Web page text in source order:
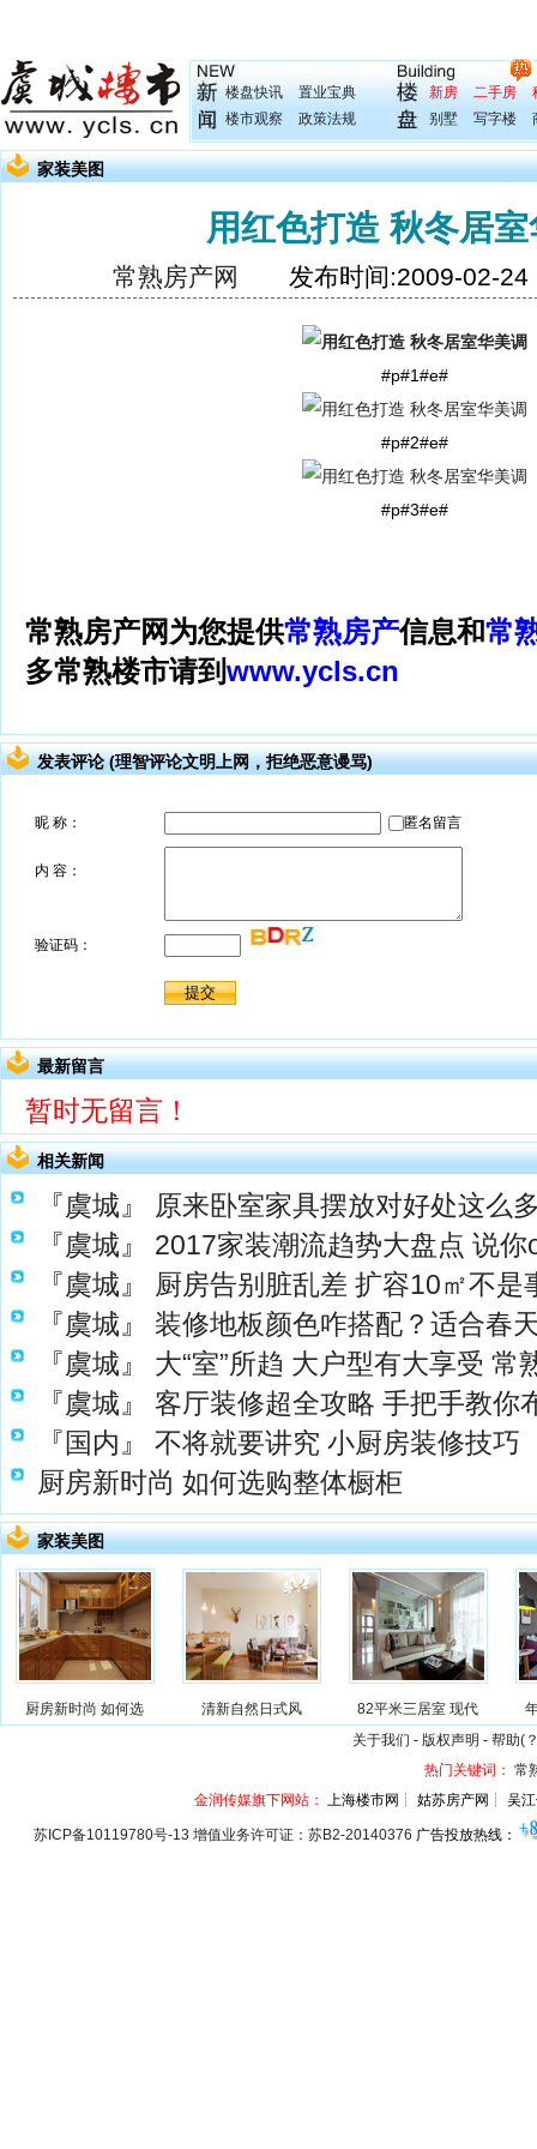
楼盘快讯
置业宝典
楼市观察
政策法规
新房 二手房
别墅
写字楼
家装美图
用红色打造 秋冬居
常熟房产网 发布时间:2009-02-
#p#1#e#
#p#2#e#
#p#3#e#
常熟房产网为您提供常熟房产信息和常
多常熟楼市请到www.ycls.cn
发表评论 (理智评论文明上网，拒绝恶意谩骂)
最新留言
暂时无留言！
相关新闻
『虞城』
原来卧室家具摆放对好处这么
『虞城』
2017家装潮流趋势大盘点 说
『虞城』
厨房告别脏乱差 扩容10㎡不是
『虞城』
装修地板颜色咋搭配？适合春
『虞城』
大“室”所趋 大户型有大享受 常
『虞城』
客厅装修超全攻略 手把手教你
『国内』
不将就要讲究 小厨房装修技巧
厨房新时尚 如何选购整体橱柜
家装美图
厨房新时尚 如何选 清新自然日式风 82平米三居室 现代
关于我们 - 版权声明 - 帮助(
热门关键词： 常
金润传媒旗下网站： 上海楼市网┊ 姑苏房产网┊ 吴
苏ICP备10119780号-13 增值业务许可证：苏B2-20140376 广告投放热线：